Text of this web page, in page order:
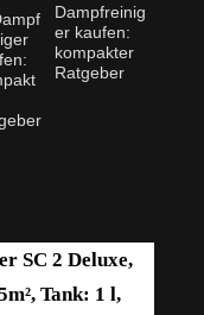
Dampfreinig
er kaufen:
kompakter
Ratgeber
SC 2 Deluxe,
Tank: 1 l,